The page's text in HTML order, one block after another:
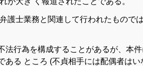
弁護士業務と 関連 して行われた ものでは
法行為を構成する ことがあるが 本件
ある ところ (不貞相手には配偶者はい